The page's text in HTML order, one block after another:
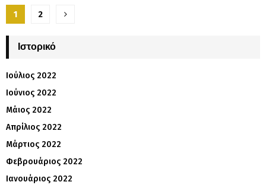
Σελιδοποίηση
άρθρων
1 2
Ιστορικό
Ιούλιος 2022
Ιούνιος 2022
Μάιος 2022
Απρίλιος 2022
Μάρτιος 2022
Φεβρουάριος 2022
Ιανουάριος 2022